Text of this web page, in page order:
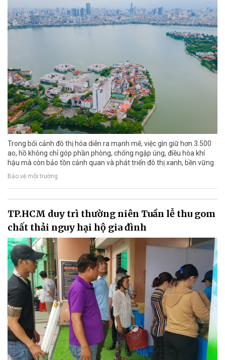
Trong bối cảnh đô thị hóa diễn ra mạnh mẽ, việc gìn giữ hơn 3.500
ao, hồ không chỉ góp phần phòng, chống ngập úng, điều hòa khí
hậu mà còn bảo tồn cảnh quan và phát triển đô thị xanh, bền vững.
Bảo vệ môi trường
TP.HCM duy trì thường niên Tuần lễ thu gom
chất thải nguy hại hộ gia đình